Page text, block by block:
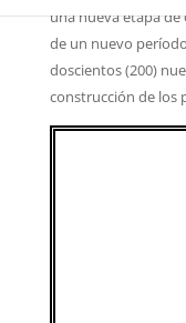
una nueva etapa
de un nuevo
doscientos (200)
construcción de los